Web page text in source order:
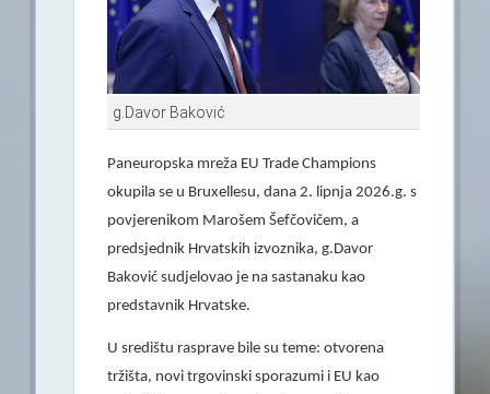
g.Davor Baković
Paneuropska mreža EU Trade Champions
okupila se u Bruxellesu, dana 2. lipnja 2026.g. s
povjerenikom Marošem Šefčovičem, a
predsjednik Hrvatskih izvoznika, g.Davor
Baković sudjelovao je na sastanaku kao
predstavnik Hrvatske.
U središtu rasprave bile su teme: otvorena
tržišta, novi trgovinski sporazumi i EU kao